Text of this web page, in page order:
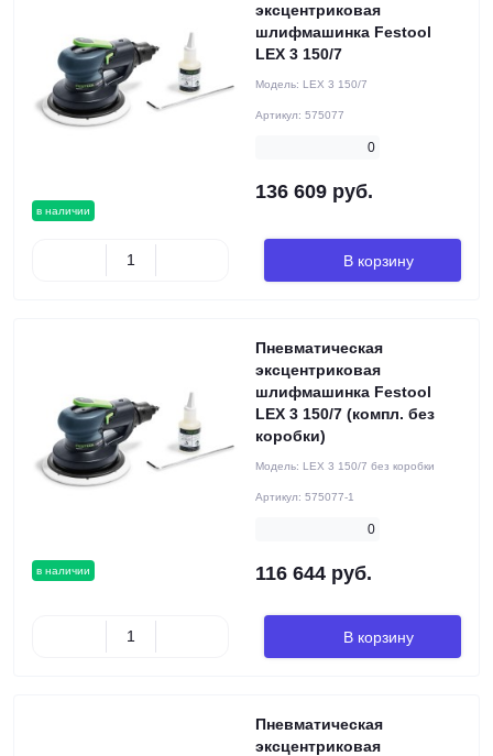
в наличии
эксцентриковая
шлифмашинка Festool
LEX 3 150/7
Модель: LEX 3 150/7
Артикул: 575077
0
136 609 руб.
В корзину
в наличии
Пневматическая
эксцентриковая
шлифмашинка Festool
LEX 3 150/7 (компл. без
коробки)
Модель: LEX 3 150/7 без коробки
Артикул: 575077-1
0
116 644 руб.
В корзину
Пневматическая
эксцентриковая